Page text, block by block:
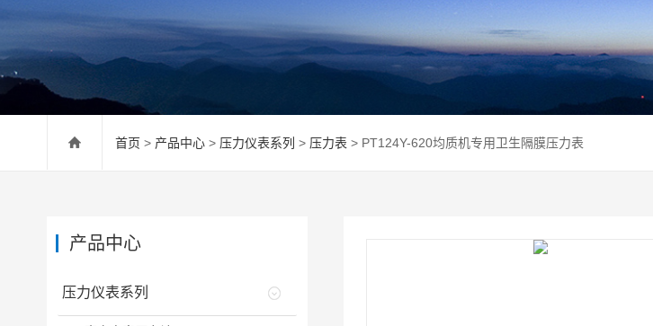
首页 > 产品中心 > 压力仪表系列 > 压力表 > PT124Y-620均质机专用卫生隔膜压力表
产品中心
压力仪表系列